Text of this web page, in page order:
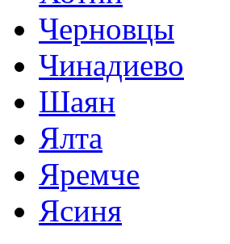
Черновцы
Чинадиево
Шаян
Ялта
Яремче
Ясиня